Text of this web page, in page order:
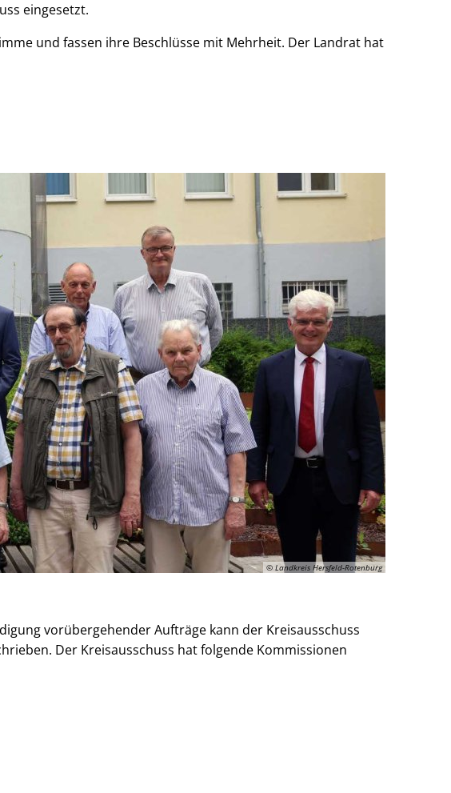
eingesetzt.
und fassen ihre Beschlüsse mit Mehrheit. Der Landrat hat
© Landkreis Hersfeld-Rotenburg
vorübergehender Aufträge kann der Kreisausschuss
Der Kreisausschuss hat folgende Kommissionen